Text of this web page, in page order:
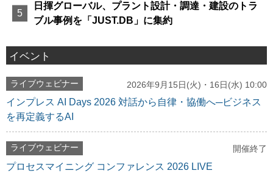
日揮グローバル、プラント設計・調達・建設のトラ
ブル事例を「JUST.DB」に集約
イベント
ライブウェビナー 2026年9月15日(火)・16日(水) 10:00
インプレス AI Days 2026 対話から自律・協働へ─ビジネス
を再定義するAI
ライブウェビナー 開催終了
プロセスマイニング コンファレンス 2026 LIVE